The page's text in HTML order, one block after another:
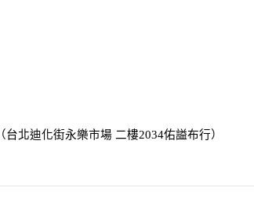
台北迪化街永樂市場 二樓2034佑謚布行）